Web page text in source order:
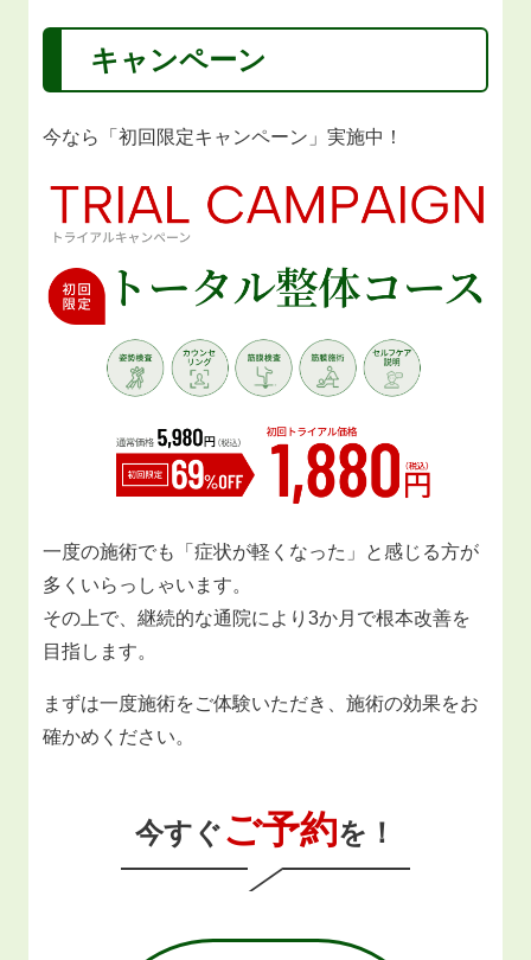
キャンペーン
今なら「初回限定キャンペーン」実施中！
一度の施術でも「症状が軽くなった」と感じる方が
多くいらっしゃいます。
その上で、継続的な通院により3か月で根本改善を
目指します。
まずは一度施術をご体験いただき、施術の効果をお
確かめください。
今すぐご予約を！